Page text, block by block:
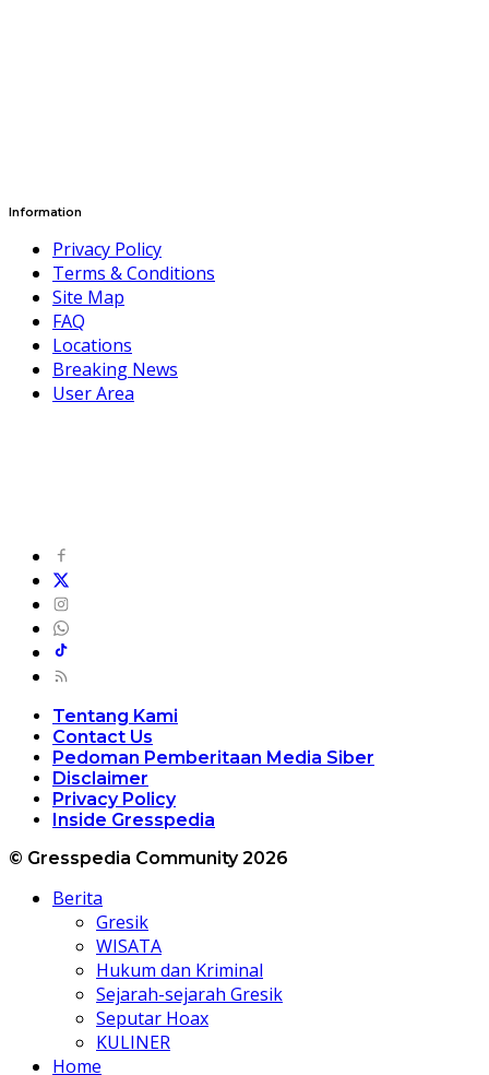
Information
Privacy Policy
Terms & Conditions
Site Map
FAQ
Locations
Breaking News
User Area
Tentang Kami
Contact Us
Pedoman Pemberitaan Media Siber
Disclaimer
Privacy Policy
Inside Gresspedia
© Gresspedia Community 2026
Berita
Gresik
WISATA
Hukum dan Kriminal
Sejarah-sejarah Gresik
Seputar Hoax
KULINER
Home